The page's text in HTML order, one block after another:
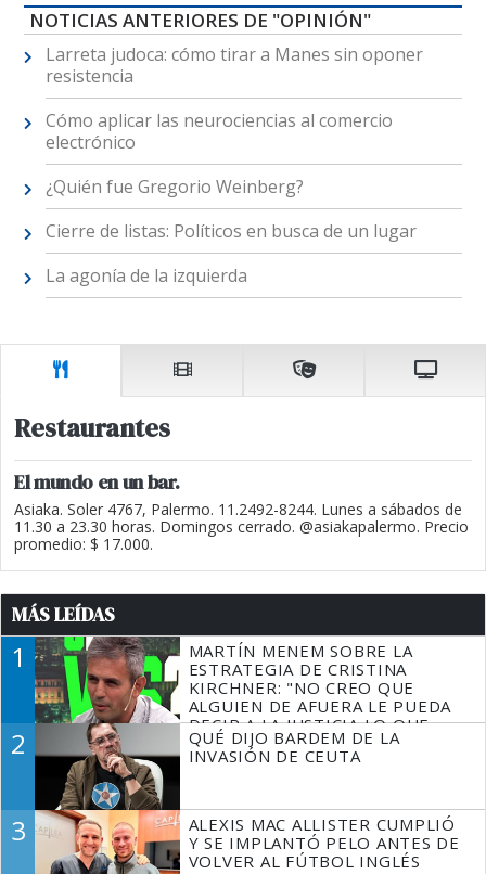
NOTICIAS ANTERIORES DE "OPINIÓN"
Larreta judoca: cómo tirar a Manes sin oponer
resistencia
Cómo aplicar las neurociencias al comercio
electrónico
¿Quién fue Gregorio Weinberg?
Cierre de listas: Políticos en busca de un lugar
La agonía de la izquierda
Restaurantes
El mundo en un bar.
Asiaka. Soler 4767, Palermo. 11.2492-8244. Lunes a sábados de
11.30 a 23.30 horas. Domingos cerrado. @asiakapalermo. Precio
promedio: $ 17.000.
MÁS LEÍDAS
1
MARTÍN MENEM SOBRE LA
ESTRATEGIA DE CRISTINA
KIRCHNER: "NO CREO QUE
ALGUIEN DE AFUERA LE PUEDA
DECIR A LA JUSTICIA LO QUE
TIENE QUE HACER"
2
QUÉ DIJO BARDEM DE LA
INVASIÓN DE CEUTA
3
ALEXIS MAC ALLISTER CUMPLIÓ
Y SE IMPLANTÓ PELO ANTES DE
VOLVER AL FÚTBOL INGLÉS